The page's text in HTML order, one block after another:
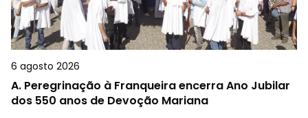
6 agosto 2026
A. Peregrinação à Franqueira encerra Ano Jubilar
dos 550 anos de Devoção Mariana